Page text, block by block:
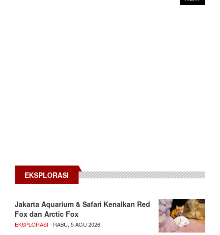
EKSPLORASI
Jakarta Aquarium & Safari Kenalkan Red
Fox dan Arctic Fox
EKSPLORASI- RABU, 5 AGU 2026